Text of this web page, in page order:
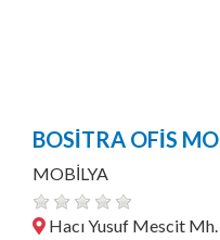
BOSİTRA OFİS
MOBİLYA
Hacı Yusuf Mescit